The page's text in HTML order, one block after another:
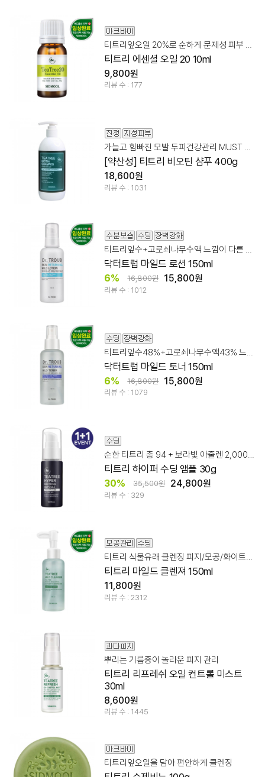
티트리잎오일 20%로 순하게 문제성 피부 케어!
티트리 에센셜 오일 20 10ml
9,800원
리뷰 수 : 177
가늘고 힘빠진 모발 두피건강관리 MUST HAVE!
[약산성] 티트리 비오틴 샴푸 400g
18,600원
리뷰 수 : 1031
티트리잎수+고로쇠나무수액 느낌이 다른 스킨케어!
닥터트럽 마일드 로션 150ml
6% 16,800원 15,800원
리뷰 수 : 1012
티트리잎수48%+고로쇠나무수액43% 느낌이 다른 스킨케어!
닥터트럽 마일드 토너 150ml
6% 16,800원 15,800원
리뷰 수 : 1079
순한 티트리 총 94 + 보라빛 아줄렌 2,000ppm
티트리 하이퍼 수딩 앰플 30g
30% 35,500원 24,800원
리뷰 수 : 329
티트리 식물유래 클렌징 피지/모공/화이트헤드
티트리 마일드 클렌져 150ml
11,800원
리뷰 수 : 2312
뿌리는 기름종이 놀라운 피지 관리
티트리 리프레쉬 오일 컨트롤 미스트
30ml
8,600원
리뷰 수 : 1445
티트리잎오일을 담아 편안하게 클렌징